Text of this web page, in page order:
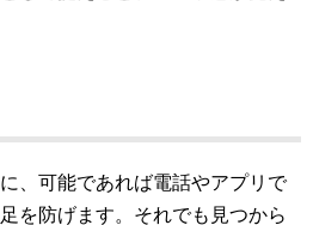
、可能であれば電話やアプリで
を防げます。それでも見つから